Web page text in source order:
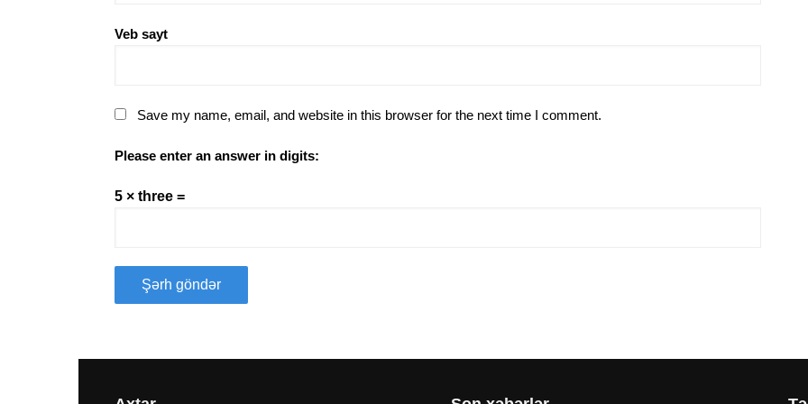
Veb sayt
Save my name, email, and website in this browser for the next time I comment.
Please enter an answer in digits:
5 × three =